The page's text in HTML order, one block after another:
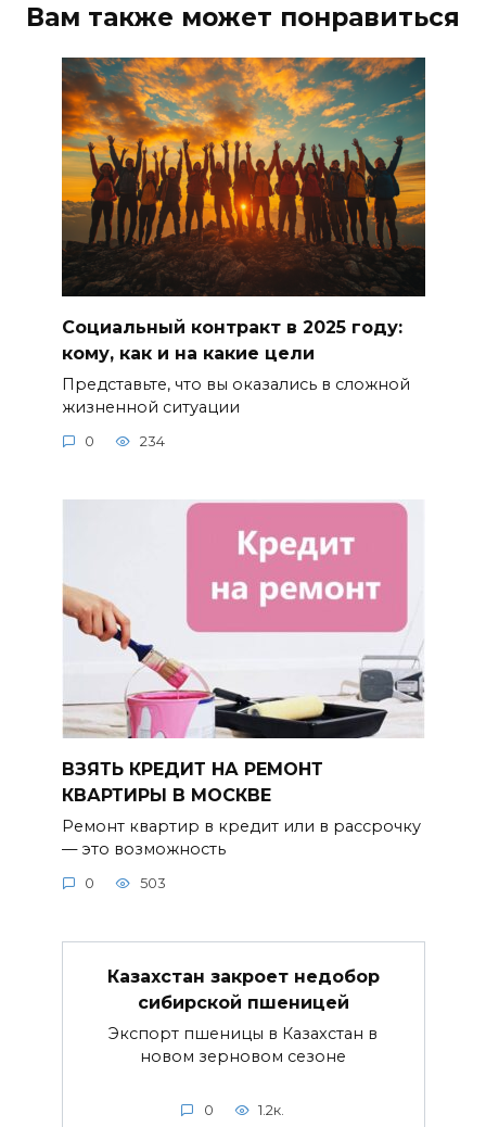
Вам также может понравиться
Социальный контракт в 2025 году:
кому, как и на какие цели
Представьте, что вы оказались в сложной
жизненной ситуации
0 234
ВЗЯТЬ КРЕДИТ НА РЕМОНТ
КВАРТИРЫ В МОСКВЕ
Ремонт квартир в кредит или в рассрочку
— это возможность
0 503
Казахстан закроет недобор
сибирской пшеницей
Экспорт пшеницы в Казахстан в
новом зерновом сезоне
0 1.2к.